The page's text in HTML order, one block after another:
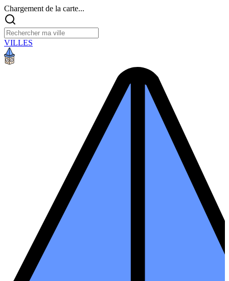
Chargement de la carte...
VILLES